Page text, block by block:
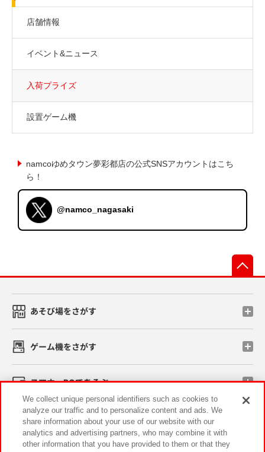
店舗情報
イベント&ニュース
入荷プライズ
設置ゲーム機
namcoゆめタウン夢彩都店の公式SNSアカウントはこち
ら！
@namco_nagasaki
あそび場をさがす
ゲーム機をさがす
スマホ・PCであそぶ
イベント・キャンペーン
We collect unique personal identifiers such as cookies to
analyze our traffic and to personalize content and ads. We
share information about your use of our website with our
analytics and advertising partners, who may combine it with
other information that you have provided to them or that they